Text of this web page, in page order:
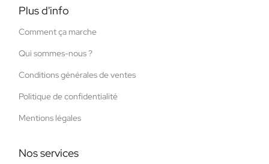
Plus d'info
Comment ça marche
Qui sommes-nous ?
Conditions générales de ventes
Politique de confidentialité
Mentions légales
Nos services